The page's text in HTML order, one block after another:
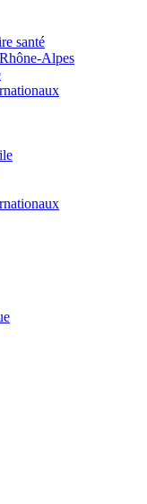
santé
Alpes